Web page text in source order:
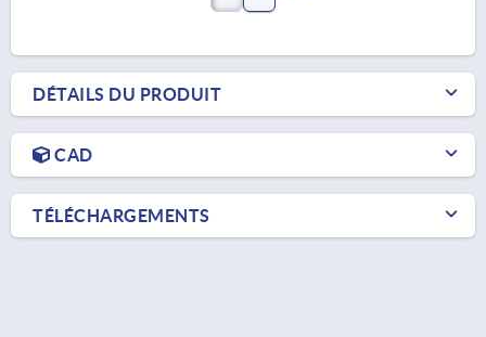
DÉTAILS DU PRODUIT
CAD
TÉLÉCHARGEMENTS